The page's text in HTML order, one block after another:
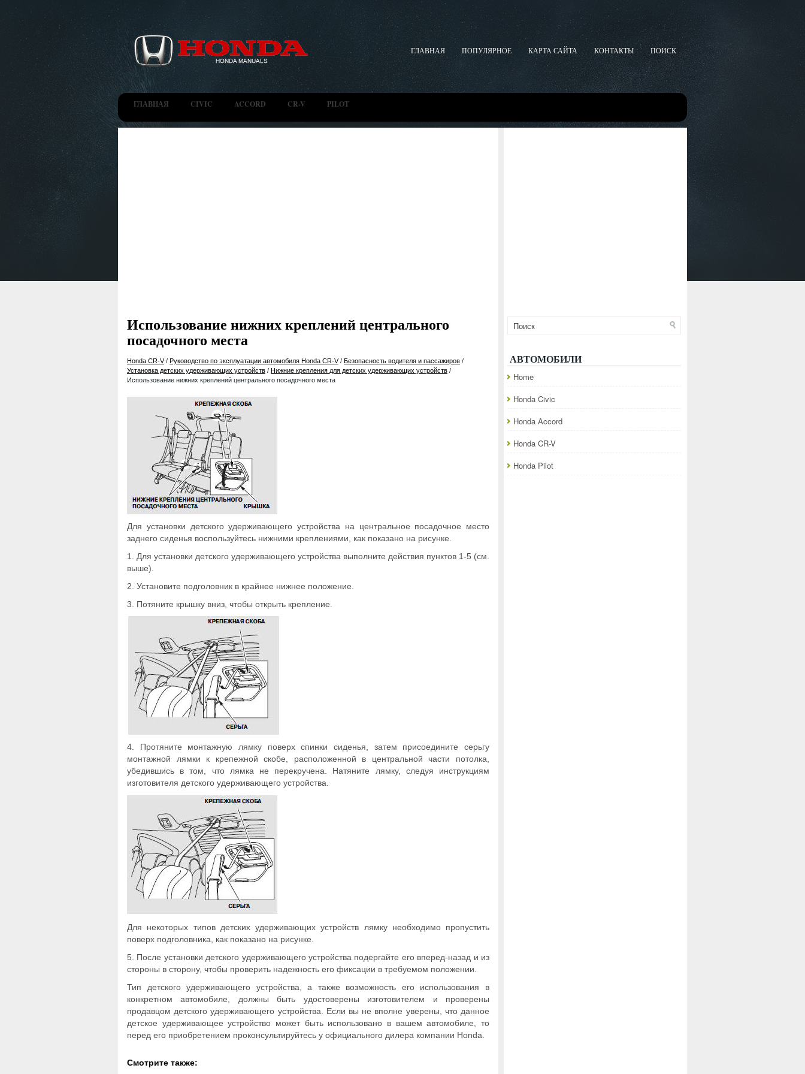
ГЛАВНАЯ ПОПУЛЯРНОЕ КАРТА САЙТА КОНТАКТЫ ПОИСК
ГЛАВНАЯ CIVIC ACCORD CR-V PILOT
Использование нижних креплений центрального
посадочного места
Honda CR-V/ Руководство по эксплуатации автомобиля Honda CR-V/ Безопасность водителя и пассажиров /
Установка детских удерживающих устройств / Нижние крепления для детских удерживающих устройств /
Использование нижних креплений центрального посадочного места
Для установки детского удерживающего устройства на центральное посадочное место
заднего сиденья воспользуйтесь нижними креплениями, как показано на рисунке.
1. Для установки детского удерживающего устройства выполните действия пунктов 1-5 (см.
выше).
2. Установите подголовник в крайнее нижнее положение.
3. Потяните крышку вниз, чтобы открыть крепление.
4. Протяните монтажную лямку поверх спинки сиденья, затем присоедините серьгу
монтажной лямки к крепежной скобе, расположенной в центральной части потолка,
убедившись в том, что лямка не перекручена. Натяните лямку, следуя инструкциям
изготовителя детского удерживающего устройства.
Для некоторых типов детских удерживающих устройств лямку необходимо пропустить
поверх подголовника, как показано на рисунке.
5. После установки детского удерживающего устройства подергайте его вперед-назад и из
стороны в сторону, чтобы проверить надежность его фиксации в требуемом положении.
Тип детского удерживающего устройства, а также возможность его использования в
конкретном автомобиле, должны быть удостоверены изготовителем и проверены
продавцом детского удерживающего устройства. Если вы не вполне уверены, что данное
детское удерживающее устройство может быть использовано в вашем автомобиле, то
перед его приобретением проконсультируйтесь у официального дилера компании Honda.
Смотрите также:
АВТОМОБИЛИ
Home
Honda Civic
Honda Accord
Honda CR-V
Honda Pilot